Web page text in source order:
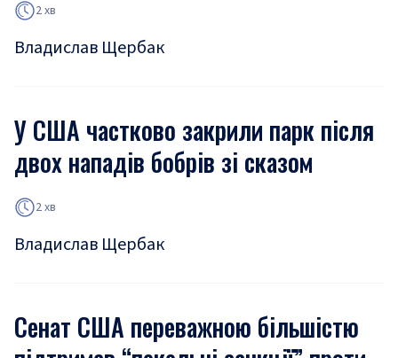
2 хв
Владислав Щербак
У США частково закрили парк після
двох нападів бобрів зі сказом
2 хв
Владислав Щербак
Сенат США переважною більшістю